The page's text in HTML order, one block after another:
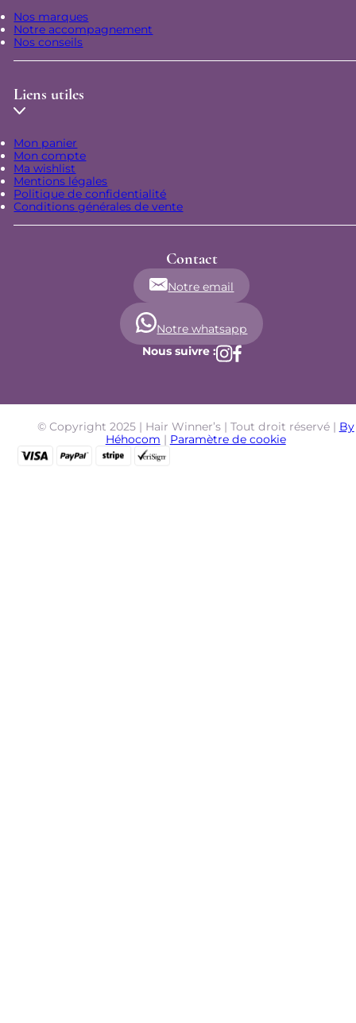
Nos marques
Notre accompagnement
Nos conseils
Liens utiles
Mon panier
Mon compte
Ma wishlist
Mentions légales
Politique de confidentialité
Conditions générales de vente
Contact
Notre email
Notre whatsapp
Nous suivre :
© Copyright 2025 | Hair Winner’s | Tout droit réservé | By
Héhocom | Paramètre de cookie